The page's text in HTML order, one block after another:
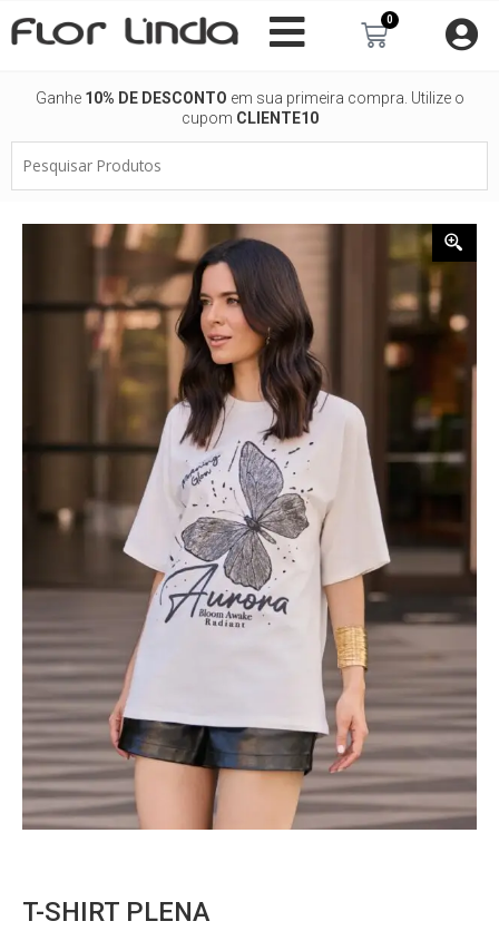
para
0
Carrinho
Ganhe 10% DE DESCONTO em sua primeira compra. Utilize o
cupom CLIENTE10
Produtos
T-SHIRT PLENA